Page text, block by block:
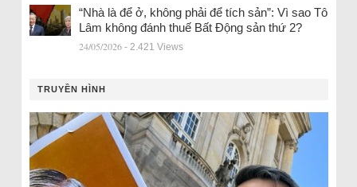
“Nhà là để ở, không phải để tích sản”: Vì sao Tô
Lâm không đánh thuế Bất Động sản thứ 2?
24/05/2026 - 2.421 Views
TRUYỀN HÌNH